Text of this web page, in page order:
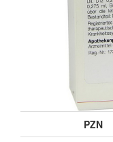
PZN